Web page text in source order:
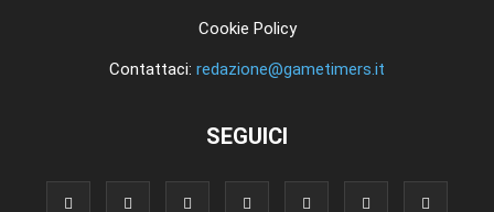
Cookie Policy
Contattaci: redazione@gametimers.it
SEGUICI